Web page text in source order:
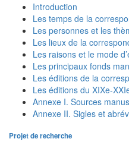
Introduction
Les temps de la
Les personnes et les
Les lieux de la
Les raisons et le mode
Les principaux fonds
Les éditions de la
Les éditions du XIXe-
Annexe I. Sources
Annexe II. Sigles et
Projet de recherche